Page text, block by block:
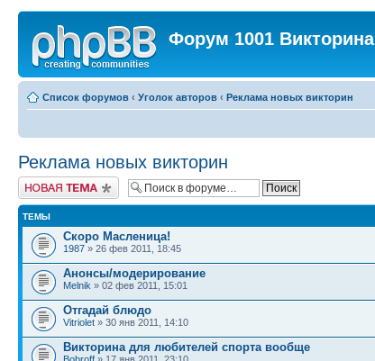
Форум 1001 Викторина
Список форумов ‹ Уголок авторов ‹ Реклама новых викторин
Реклама новых викторин
Новая тема
ТЕМЫ
Скоро Масленица!
1987 » 26 фев 2011, 18:45
Анонсы/модерирование
Melnik » 02 фев 2011, 15:01
Отгадай блюдо
Vitriolet » 30 янв 2011, 14:10
Викторина для любителей спорта вообще